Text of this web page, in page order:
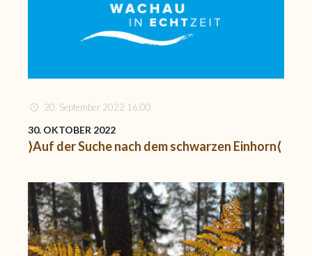
20. September 2022 16:00
30. OKTOBER 2022
⟩Auf der Suche nach dem schwarzen Einhorn⟨